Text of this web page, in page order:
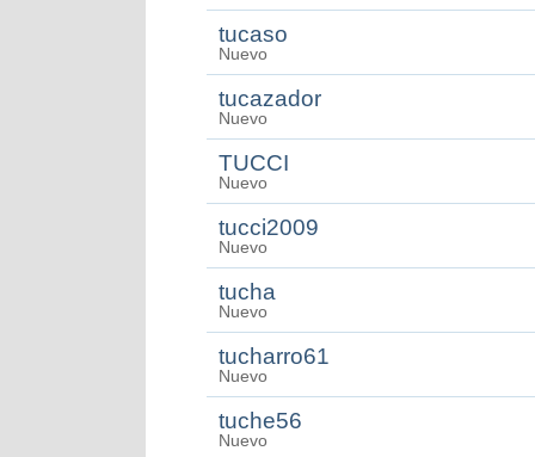
tucaso
Nuevo
tucazador
Nuevo
TUCCI
Nuevo
tucci2009
Nuevo
tucha
Nuevo
tucharro61
Nuevo
tuche56
Nuevo